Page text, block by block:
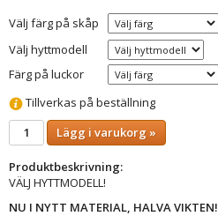
Välj färg på skåp
Välj hyttmodell
Färg på luckor
Tillverkas på beställning
Lägg i varukorg »
Produktbeskrivning:
VÄLJ HYTTMODELL!
NU I NYTT MATERIAL, HALVA VIKTEN!